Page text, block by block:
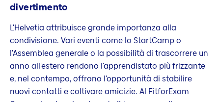
divertimento
L'Helvetia attribuisce grande importanza alla
condivisione. Vari eventi come lo StartCamp o
l'Assemblea generale o la possibilità di trascorrere un
anno all'estero rendono l'apprendistato più frizzante
e, nel contempo, offrono l'opportunità di stabilire
nuovi contatti e coltivare amicizie. Al FitforExam